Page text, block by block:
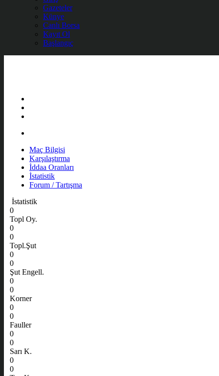
Gazeteler
Künye
Canlı Borsa
Kayıt Ol
Başlangıç
Maç Bilgisi
Karşılaştırma
İddaa Oranları
İstatistik
Forum / Tartışma
İstatistik
0
Topl Oy.
0
0
Topl.Şut
0
0
Şut Engell.
0
0
Korner
0
0
Fauller
0
0
Sarı K.
0
0